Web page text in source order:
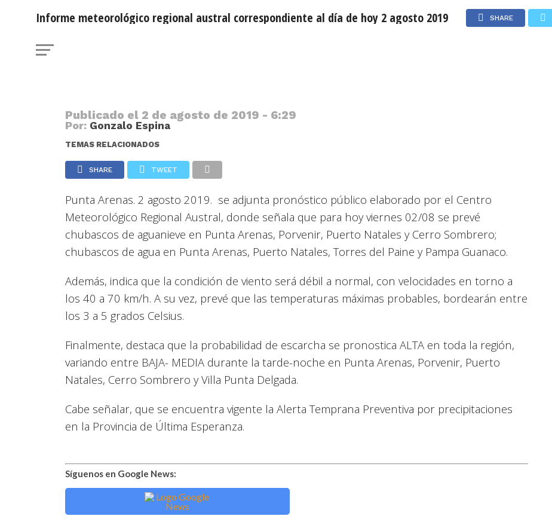
Jueves 6 de Agosto de 2026 USD: $911,58 UF: $40.844,79
Informe meteorológico regional austral correspondiente al día de hoy 2 agosto 2019 SHARE
Informe meteorológico regional austral correspondiente al
Publicado el 2 de agosto de 2019 - 6:29
Por: Gonzalo Espina
TEMAS RELACIONADOS
SHARE TWEET
Punta Arenas. 2 agosto 2019. se adjunta pronóstico público elaborado por el Centro
Meteorológico Regional Austral, donde señala que para hoy viernes 02/08 se prevé
chubascos de aguanieve en Punta Arenas, Porvenir, Puerto Natales y Cerro Sombrero;
chubascos de agua en Punta Arenas, Puerto Natales, Torres del Paine y Pampa Guanaco.
Además, indica que la condición de viento será débil a normal, con velocidades en torno a
los 40 a 70 km/h. A su vez, prevé que las temperaturas máximas probables, bordearán entre
los 3 a 5 grados Celsius.
Finalmente, destaca que la probabilidad de escarcha se pronostica ALTA en toda la región,
variando entre BAJA- MEDIA durante la tarde-noche en Punta Arenas, Porvenir, Puerto
Natales, Cerro Sombrero y Villa Punta Delgada.
Cabe señalar, que se encuentra vigente la Alerta Temprana Preventiva por precipitaciones
en la Provincia de Última Esperanza.
Síguenos en Google News: